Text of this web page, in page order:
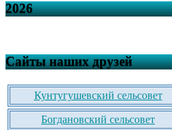
2026
Сайты наших друзей
Кунтугушевский сельсовет
Богдановский сельсовет